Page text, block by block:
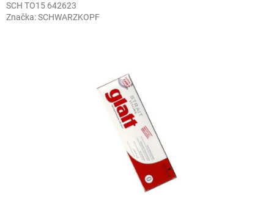
SCH TO15 642623
Značka:SCHWARZKOPF